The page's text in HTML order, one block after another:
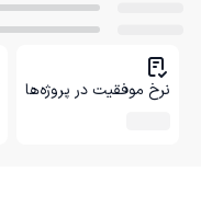
نرخ موفقیت در پروژه‌ها